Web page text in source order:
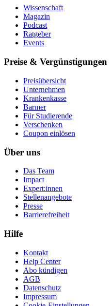
Wissenschaft
Magazin
Podcast
Ratgeber
Events
Preise & Vergünstigungen
Preisübersicht
Unternehmen
Krankenkasse
Barmer
Für Studierende
Ver­schen­ken
Coupon einlösen
Über uns
Das Team
Impact
Expert:innen
Stellenangebote
Presse
Barrierefreiheit
Hilfe
Kontakt
Help Center
Abo kündigen
AGB
Datenschutz
Impressum